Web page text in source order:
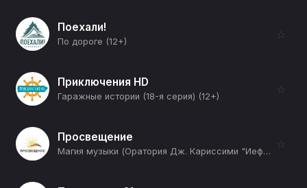
Поехали!
По дороге (12+)
☆
Приключения HD
Гаражные истории (18-я серия) (12+)
☆
Просвещение
Магия музыки (Оратория Дж. Кариссими "Иеффай") (12+)
☆